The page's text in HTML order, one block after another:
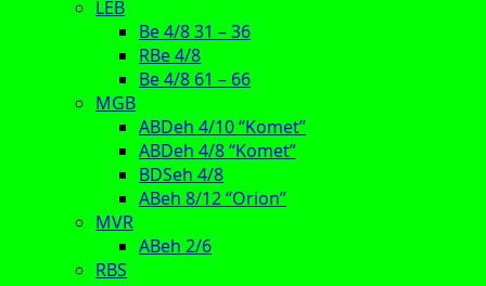
LEB
Be 4/8 31 – 36
RBe 4/8
Be 4/8 61 – 66
MGB
ABDeh 4/10 “Komet”
ABDeh 4/8 “Komet”
BDSeh 4/8
ABeh 8/12 “Orion”
MVR
ABeh 2/6
RBS